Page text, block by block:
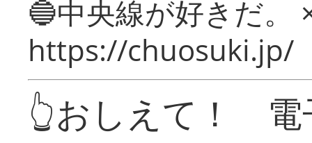
🔵中央線が好きだ。
https://chuosuki.jp/
👆おしえて！ 電